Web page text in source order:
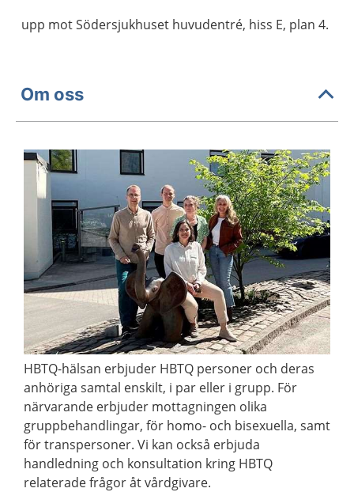
upp mot Södersjukhuset huvudentré, hiss E, plan 4.
Om oss
HBTQ-hälsan erbjuder HBTQ personer och deras
anhöriga samtal enskilt, i par eller i grupp. För
närvarande erbjuder mottagningen olika
gruppbehandlingar, för homo- och bisexuella, samt
för transpersoner. Vi kan också erbjuda
handledning och konsultation kring HBTQ
relaterade frågor åt vårdgivare.